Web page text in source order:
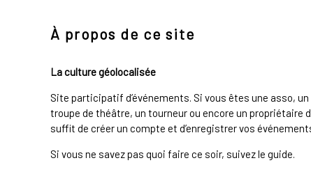
À propos de ce site
La culture géolocalisée
Site participatif d’événements. Si vous êtes une asso,
troupe de théâtre, un tourneur ou encore un propriétaire
suffit de créer un compte et d’enregistrer vos
Si vous ne savez pas quoi faire ce soir, suivez le guide.